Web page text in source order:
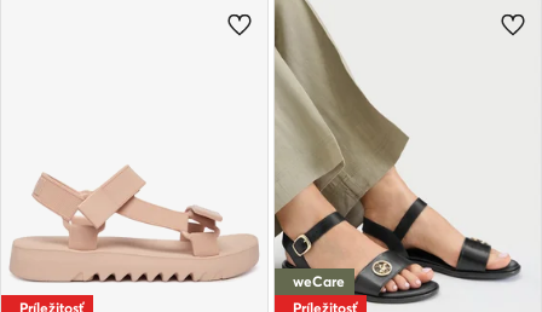
Príležitosť
weCare
Príležitosť